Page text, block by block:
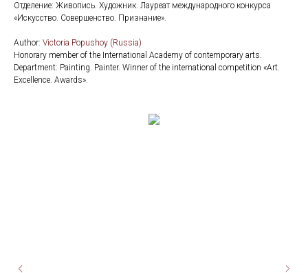
Отделение: Живопись. Художник. Лауреат международного конкурса
«Искусство. Совершенство. Признание».
Аuthor: Victoria Popushoy (Russia)
Honorary member of the International Academy of contemporary arts.
Department: Painting. Painter. Winner of the international competition «Art.
Excellence. Awards».